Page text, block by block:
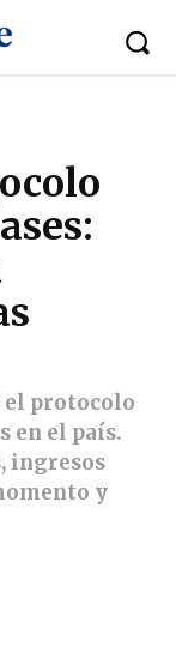
el protocolo
en el país.
ingresos
y